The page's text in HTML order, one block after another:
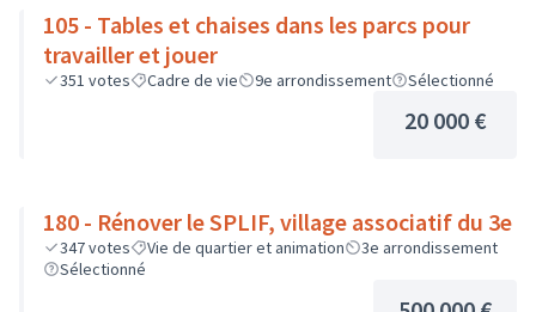
105 - Tables et chaises dans les parcs pour
travailler et jouer
351 votes Cadre de vie 9e arrondissement Sélectionné
20 000 €
180 - Rénover le SPLIF, village associatif du 3e
347votes Vie de quartier et animation
3e arrondissement
Sélectionné